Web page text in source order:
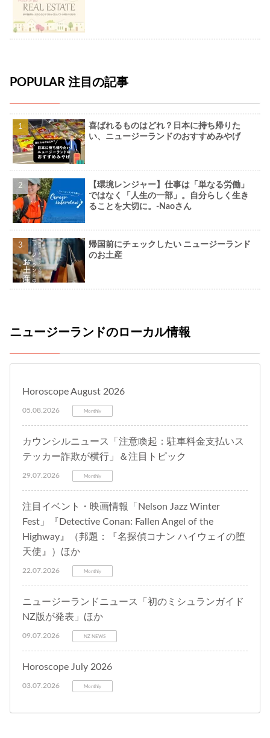
POPULAR 注目の記事
喜ばれるものはどれ？日本に持ち帰りた
い、ニュージーランドのおすすめみやげ
【環境レンジャー】仕事は「単なる労働」
ではなく「人生の一部」。自分らしく生き
ることを大切に。-Naoさん
帰国前にチェックしたい ニュージーランド
のお土産
ニュージーランドのローカル情報
Horoscope August 2026
05.08.2026 Monthly
カウンシルニュース「注意喚起：駐車料金支払いス
テッカー詐欺が横行」＆注目トピック
29.07.2026 Monthly
注目イベント・映画情報「Nelson Jazz Winter
Fest」『Detective Conan: Fallen Angel of the
Highway』（邦題：『名探偵コナン ハイウェイの堕
天使』）ほか
22.07.2026 Monthly
ニュージーランドニュース「初のミシュランガイド
NZ版が発表」ほか
09.07.2026 NZ NEWS
Horoscope July 2026
03.07.2026 Monthly